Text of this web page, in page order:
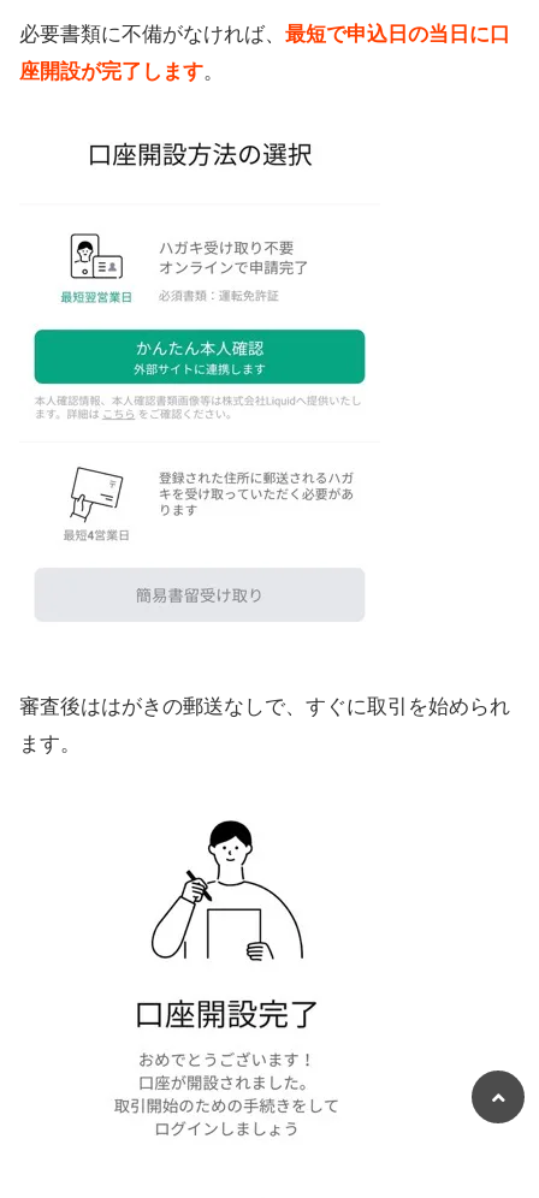
必要書類に不備がなければ、 最短で申込日の当日に口
座開設が完了します。
審査後ははがきの郵送なしで、すぐに取引を始められ
ます。